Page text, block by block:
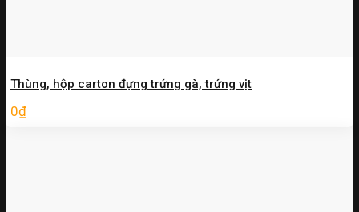
Thùng, hộp carton đựng trứng gà, trứng vịt
0₫